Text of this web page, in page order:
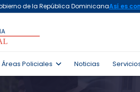
Áreas Policiales Noticias